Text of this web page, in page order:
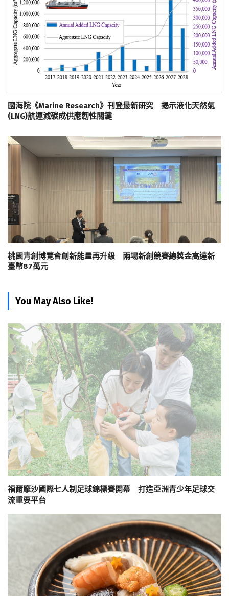
國海院《Marine Research》刊登最新研究 揭示液化天然氣
(LNG)航運減碳成供應韌性關鍵
桃園青創博覽會創新能量再升級 兩場新創競賽總獎金高達新
臺幣87萬元
You May Also Like!
福爾摩沙國際七人制足球錦標賽開幕 打造亞洲青少年足球交
流重要平台